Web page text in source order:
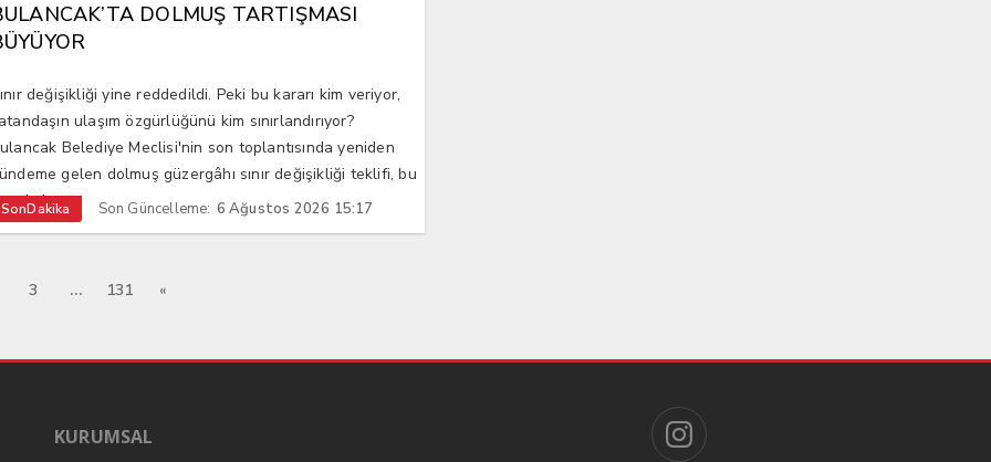
DOLMUŞ TARTIŞMASI
değişikliği yine reddedildi. Peki bu kararı kim veriyor,
ulaşım özgürlüğünü kim sınırlandırıyor?
Belediye Meclisi'nin son toplantısında yeniden
gelen dolmuş güzergâhı sınır değişikliği teklifi, bu
de k...
SonDakika Son Güncelleme: 6 Ağustos 2026 15:17
3 … 131 «
KURUMSAL